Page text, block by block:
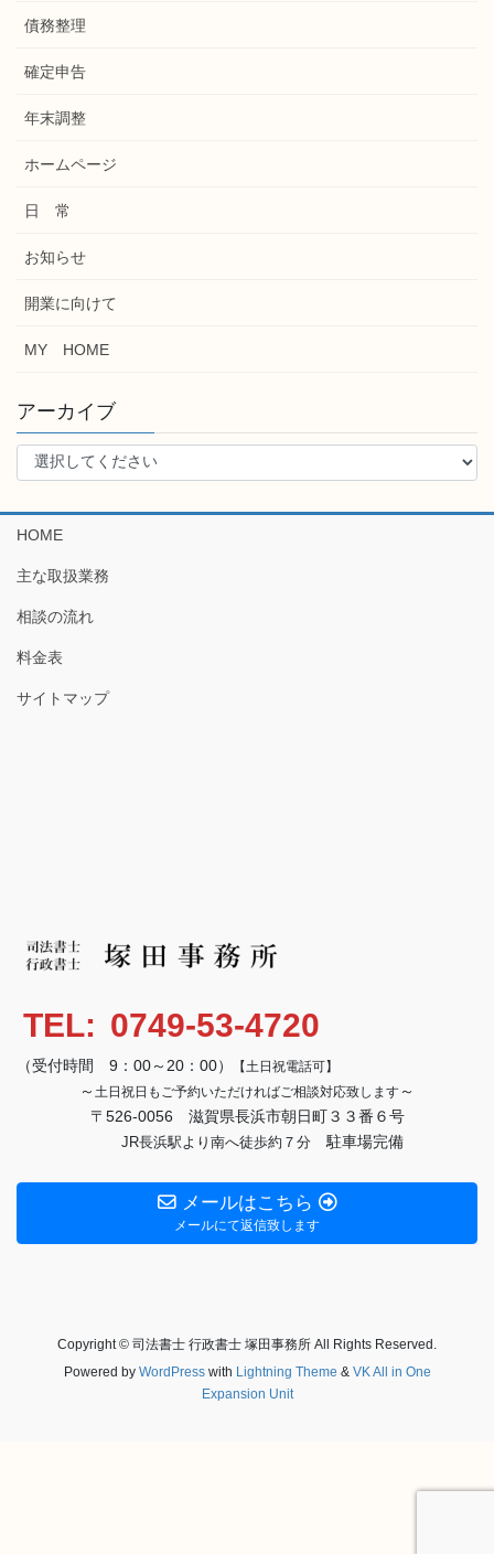
債務整理
確定申告
年末調整
ホームページ
日 常
お知らせ
開業に向けて
MY HOME
アーカイブ
HOME
主な取扱業務
相談の流れ
料金表
サイトマップ
TEL: 0749-53-4720
（受付時間 9：00～20：00） 【土日祝電話可】
～ 土日祝日もご予約いただければご相談対応致します ～
〒526-0056 滋賀県長浜市朝日町３３番６号
JR長浜駅より南へ徒歩約７分 駐車場完備
メールはこちら
メールにて返信致します
Copyright © 司法書士 行政書士 塚田事務所 All Rights Reserved.
Powered by WordPresswith Lightning Theme & VK All in One
Expansion Unit